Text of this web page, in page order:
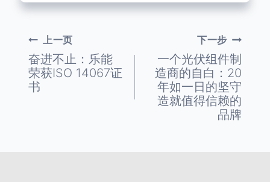
文
章
上一页
奋进不止：乐能
荣获ISO 14067证
书
下一步
一个光伏组件制
造商的自白：20
年如一日的坚守
造就值得信赖的
品牌